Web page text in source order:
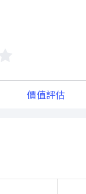
價值評估